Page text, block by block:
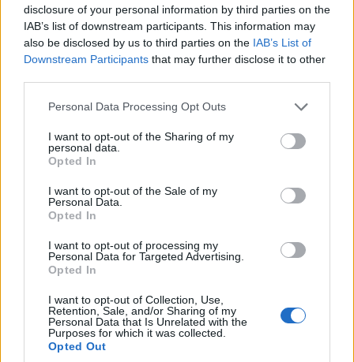
disclosure of your personal information by third parties on the
IAB’s list of downstream participants. This information may
also be disclosed by us to third parties on the IAB’s List of
Downstream Participants that may further disclose it to other
Please note that this website/app uses one or more Google
not limited to your visit or usage behaviour. You may click to
grant or deny consent to Google and its third-party tags to
use your data for below specified purposes in below Google
consent section.
Personal Data Processing Opt Outs
I want to opt-out of the Sharing of my
personal data.
Opted In
I want to opt-out of the Sale of my
Personal Data.
Opted In
I want to opt-out of processing my
Personal Data for Targeted Advertising.
Opted In
I want to opt-out of Collection, Use,
Retention, Sale, and/or Sharing of my
Personal Data that Is Unrelated with the
Purposes for which it was collected.
Opted Out
Dźwięk dochodzący do kabiny szybko zweryfikowałem
otwierając szybę w ciasnej uliczce między budynkami
– test zdany na 100%. A nawet, gdybym tego nie
zrobił, i tak stwierdziłbym jednogłośnie, że brzmienie w
japońskiego samuraja ze szczytu gamy Nissana. Po
prostu mi się podoba i gwarantuję, że Wam też
przypadnie do gustu.
Samochód odpowiednio
każde wbicie wyższego biegu lekkim strzałem z
wydechu,z kolei gdy podróżujemy spokojnie…
Czego chcieć więcej?